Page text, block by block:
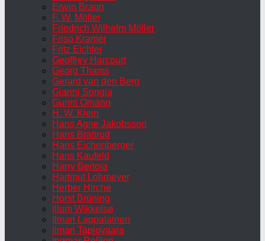
Erwin Braun
F. W. Möller
Friedrich Wilhelm Möller
Friso Kramer
Fritz Eichler
Geoffrey Harcourt
Georg Thams
Gerard van den Berg
Gianni Songia
Gunni Omann
H. W. Klein
Hans Agne Jakobsson
Hans Brattrud
Hans Eichenberger
Hans Kaufeld
Harry Bertoia
Hartmut Lohmeyer
Herber Hirche
Horst Brüning
Illum Wikkelsø
Ilmari Lappalainen
Ilmari Tapiovaara